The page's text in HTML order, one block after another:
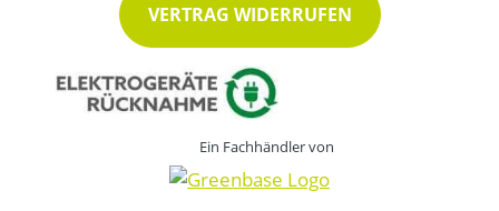
VERTRAG WIDERRUFEN
Ein Fachhändler von